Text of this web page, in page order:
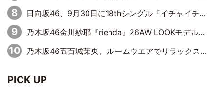
日向坂46、9月30日に18thシングル『イチャイチャ虫』の発売決定！ フォーメーションは『日向坂で会いましょう』にて発表
乃木坂46金川紗耶『rienda』26AW LOOKモデルに就任
乃木坂46五百城茉央、ルームウエアでリラックス「今回のグラビアを見て成長を感じていただけるとうれしい」
PICK UP